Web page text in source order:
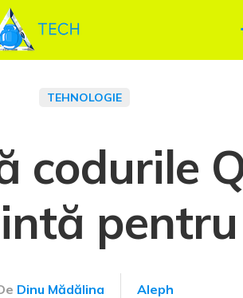
TEHNOLOGIE
codurile
Dinu Mădălina Aleph